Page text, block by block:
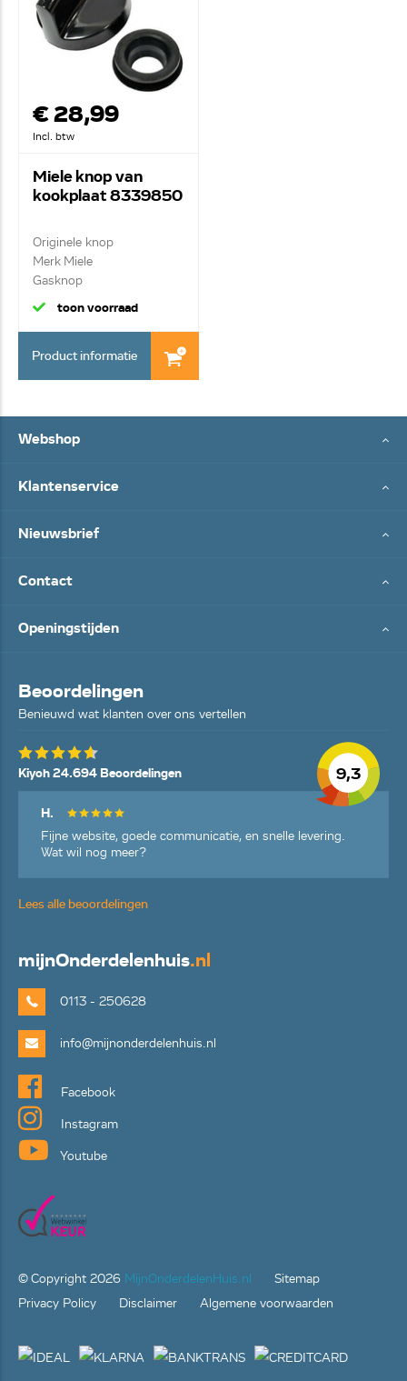
€ 28,99
Incl. btw
Miele knop van
kookplaat 8339850
Originele knop
Merk Miele
Gasknop
toon voorraad
Product informatie
Webshop
Klantenservice
Nieuwsbrief
Contact
Openingstijden
Beoordelingen
Benieuwd wat klanten over ons vertellen
9,3
Kiyoh 24.694 Beoordelingen
H.
Fijne website, goede communicatie, en snelle levering.
Wat wil nog meer?
Lees alle beoordelingen
mijnOnderdelenhuis.nl
0113 - 250628
info@mijnonderdelenhuis.nl
Facebook
Instagram
Youtube
© Copyright 2026 MijnOnderdelenHuis.nl
Sitemap
Privacy Policy
Disclaimer Algemene voorwaarden